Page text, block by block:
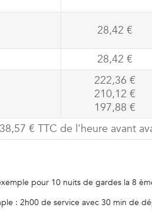
28,42 €
28,42 €
222,36 €
210,12 €
197,88 €
€ TTC de l'heure avant
pour 10 nuits de gardes la 8
: 2h00 de service avec 30 min de